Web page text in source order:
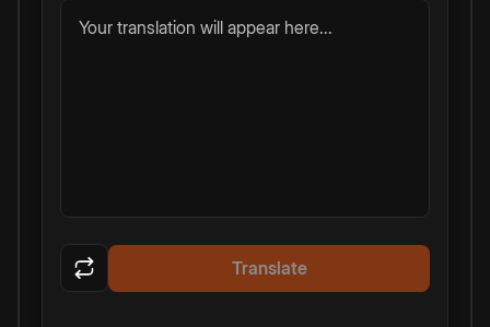
Your translation will appear here...
Translate